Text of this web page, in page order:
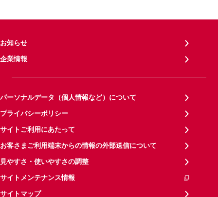
お知らせ
企業情報
パーソナルデータ（個人情報など）について
プライバシーポリシー
サイトご利用にあたって
お客さまご利用端末からの情報の外部送信について
見やすさ・使いやすさの調整
サイトメンテナンス情報
サイトマップ